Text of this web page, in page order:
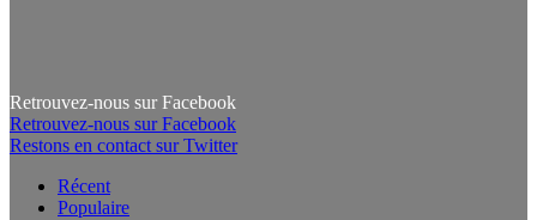
Retrouvez-nous sur Facebook
Retrouvez-nous sur Facebook
Restons en contact sur Twitter
Récent
Populaire